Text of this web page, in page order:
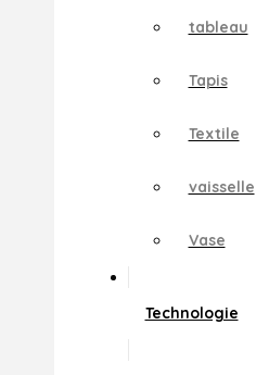
tableau
Tapis
Textile
vaisselle
Vase
Technologie